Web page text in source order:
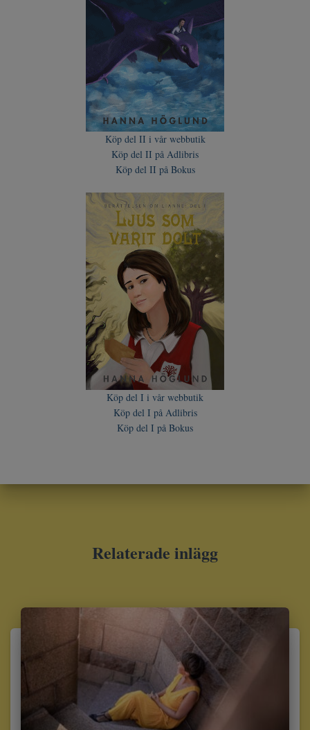
Köp del II i vår webbutik
Köp del II på Adlibris
Köp del II på Bokus
Köp del I i vår webbutik
Köp del I på Adlibris
Köp del I på Bokus
Relaterade inlägg